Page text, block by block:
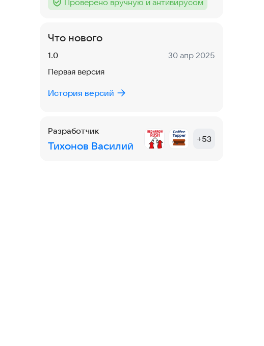
Тег :
Проверено вручную и антивирусом
Что нового
Версия:
1.0 Дата:
30 апр 2025
Первая версия
История версий
Разработчик
Тихонов Василий
+53